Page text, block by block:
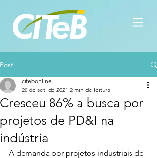
Post
Cresceu 86% a busca por
projetos de PD&I na
indústria
citebonline
20 de set. de 2021 2 min de leitura
A demanda por projetos industriais de